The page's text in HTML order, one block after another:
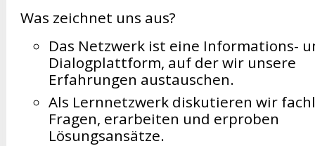
Was zeichnet uns aus?
Das Netzwerk ist eine Informations-
Dialogplattform, auf der wir unsere
Erfahrungen austauschen.
Als Lernnetzwerk diskutieren wir
Fragen, erarbeiten und erproben
Lösungsansätze.